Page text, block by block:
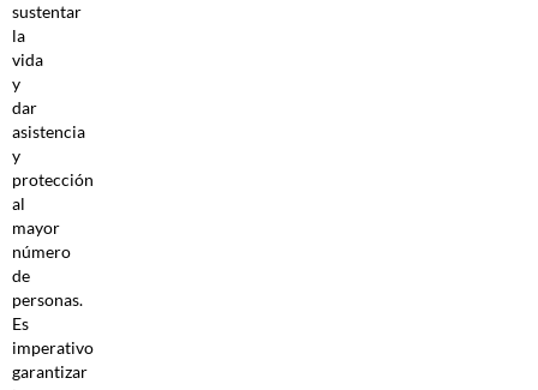
sustentar
la
vida
y
dar
asistencia
y
protección
al
mayor
número
de
personas.
Es
imperativo
garantizar